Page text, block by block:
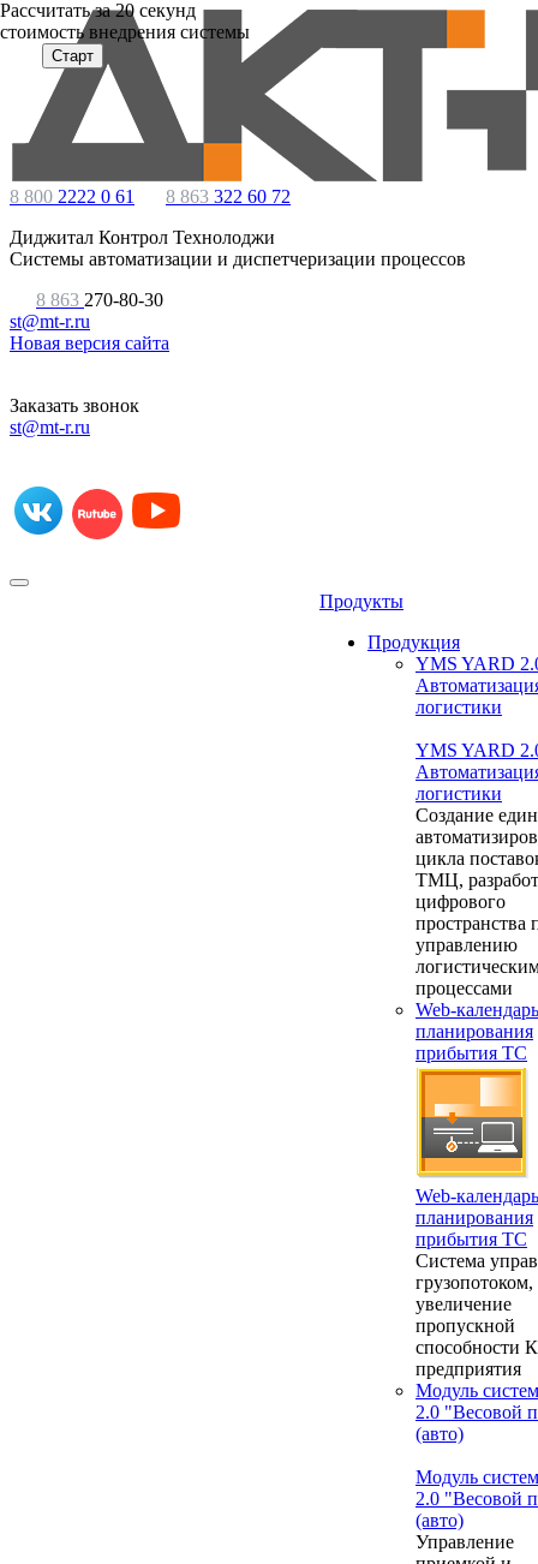
8 800 2222 0 61 8 863 322 60 72
Диджитал Контрол Технолоджи
Системы автоматизации и диспетчеризации процессов
8 863 270-80-30
st@mt-r.ru
Новая версия сайта
Заказать звонок
st@mt-r.ru
Продукты
Продукция
YMS YARD
логистики
YMS YARD
логистики
Создание
цикла
ТМЦ,
цифрового
пространства
управлению
процессами
Web-календарь
планирования
прибытия ТС
Web-календарь
планирования
прибытия ТС
Система
грузопотоком,
увеличение
пропускной
способности
предприятия
Модуль
2.0 "Весовой
(авто)
Модуль
2.0 "Весовой
(авто)
Управление
Расcчитать за 20 секунд
стоимость внедрения системы
Старт